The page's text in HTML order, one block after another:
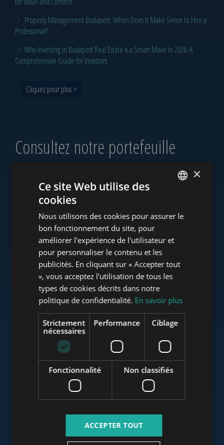
Property Management Budapest: When Does It Make Sense to Hire a
Professional?
Why Investing in Budapest Real Estate is a Smart Move in 2026: A
Comprehensive Guide for Investors
Cliquez pour plus >
Consultez notre portefeuille
www.towerassistance.com
www.mybudapesthome.com
www.budapestluxuryapartments.hu
www.budapestoffices.net
HUNGARIAN
FRENCH
ITALIAN
RUSSIAN
ARABIC
×
Ce site Web utilise des
cookies
Nous utilisons des cookies pour assurer le
bon fonctionnement du site, pour
améliorer l'expérience de l'utilisateur et
pour personnaliser le contenu et les
publicités. En cliquant sur « Accepter tout
», vous acceptez l'utilisation de tous les
types de cookies décrits dans notre
politique de confidentialité. En savoir plus
Strictement
nécessaires
Performance Ciblage
Fonctionnalité Non classifiés
ACCEPTER TOUT